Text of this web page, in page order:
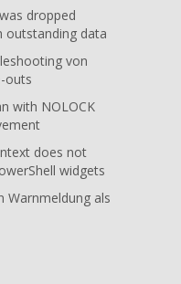
dropped
outstanding data
von
outs
with NOLOCK
does not
widgets
Warnmeldung als